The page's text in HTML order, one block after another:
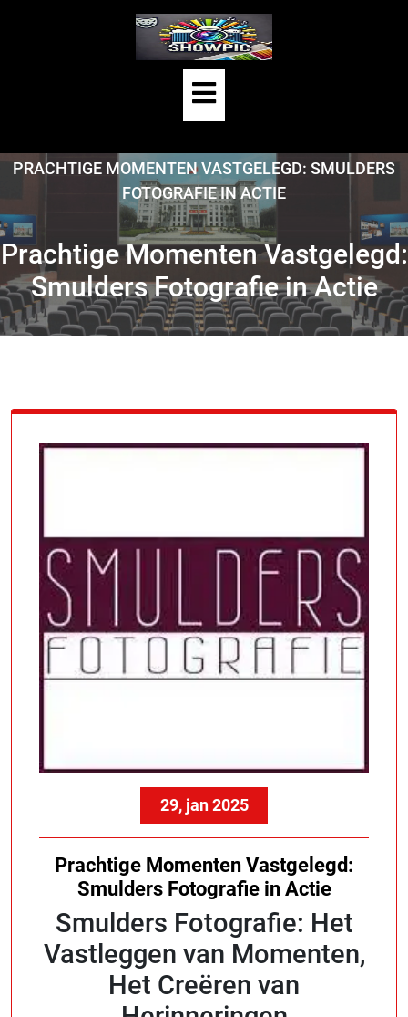
Open
Button
PRACHTIGE MOMENTEN VASTGELEGD: SMULDERS
FOTOGRAFIE IN ACTIE
Prachtige Momenten Vastgelegd:
Smulders Fotografie in Actie
29, jan 2025
Prachtige Momenten Vastgelegd:
Smulders Fotografie in Actie
Smulders Fotografie: Het
Vastleggen van Momenten,
Het Creëren van